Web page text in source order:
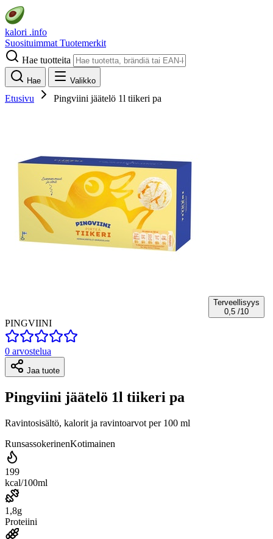
kalori .info
Suosituimmat Tuotemerkit
Hae tuotteita
Hae Valikko
Etusivu Pingviini jäätelö 1l tiikeri pa
Terveellisyys
0,5 /10
PINGVIINI
0 arvostelua
Jaa tuote
Pingviini jäätelö 1l tiikeri pa
Ravintosisältö, kalorit ja ravintoarvot per 100 ml
RunsassokerinenKotimainen
199
kcal/100ml
1,8g
Proteiini